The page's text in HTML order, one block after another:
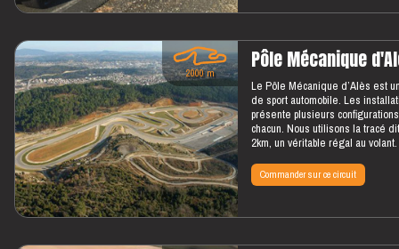
Pôle Mécanique
2000 m
Le Pôle Mécanique d’Alès est
de sport automobile. Les
présente plusieurs
chacun. Nous utilisons la tracé
2km, un véritable régal au volant.
Commander sur ce circuit